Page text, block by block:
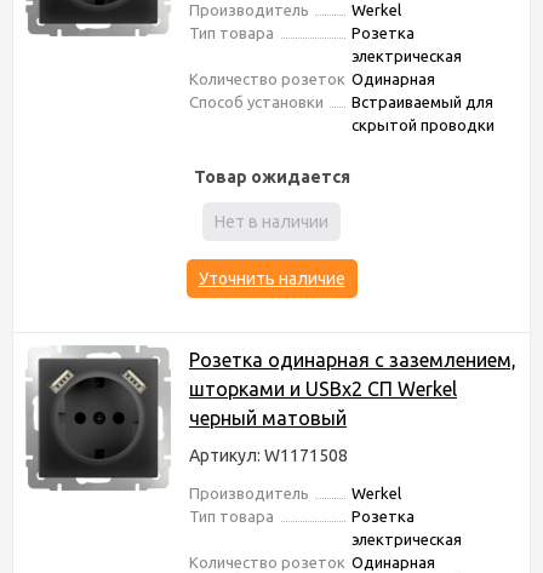
Производитель
Werkel
Тип товара
Розетка
электрическая
Количество розеток Одинарная
Способ установки
Встраиваемый для
скрытой проводки
Товар ожидается
Нет в наличии
Уточнить наличие
Розетка одинарная с заземлением,
шторками и USBх2 СП Werkel
черный матовый
Артикул: W1171508
Производитель
Werkel
Тип товара
Розетка
электрическая
Количество розеток Одинарная